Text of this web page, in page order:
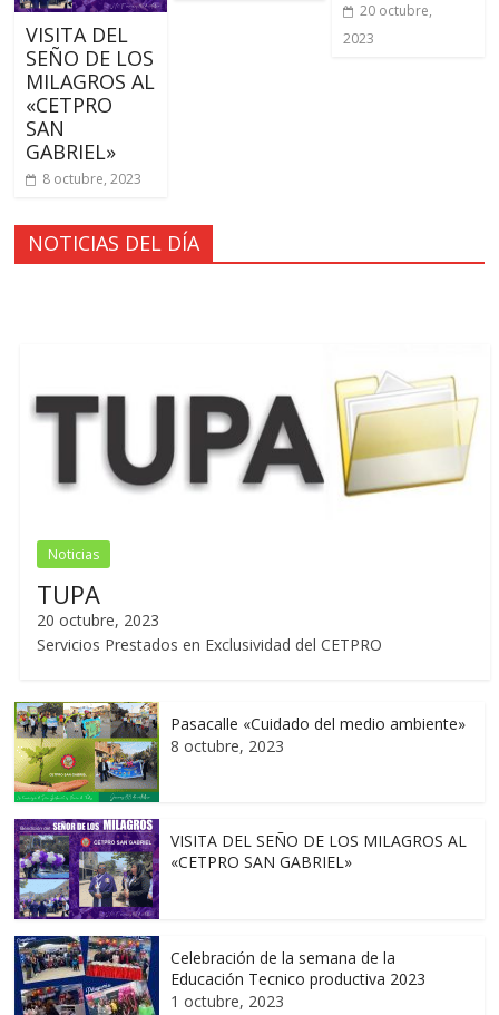
VISITA DEL
SEÑO DE LOS
MILAGROS AL
«CETPRO
SAN
GABRIEL»
8 octubre, 2023
20 octubre,
2023
NOTICIAS DEL DÍA
Noticias
TUPA
20 octubre, 2023
Servicios Prestados en Exclusividad del CETPRO
Pasacalle «Cuidado del medio ambiente»
8 octubre, 2023
VISITA DEL SEÑO DE LOS MILAGROS AL
«CETPRO SAN GABRIEL»
Celebración de la semana de la
Educación Tecnico productiva 2023
1 octubre, 2023